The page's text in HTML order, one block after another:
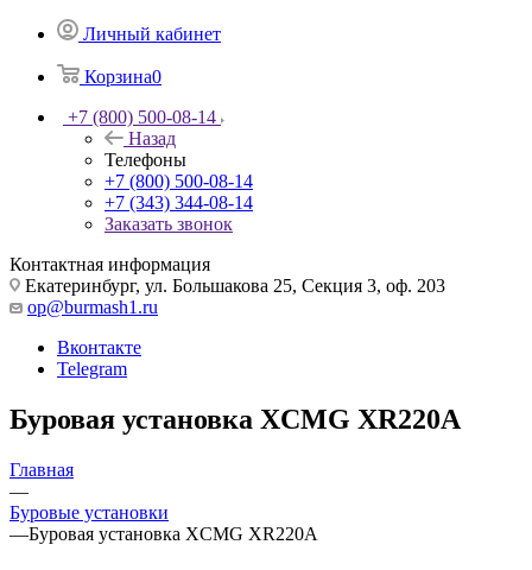
Личный кабинет
Корзина0
+7 (800) 500-08-14
Назад
Телефоны
+7 (800) 500-08-14
+7 (343) 344-08-14
Заказать звонок
Контактная информация
Екатеринбург, ул. Большакова 25, Секция 3, оф. 203
op@burmash1.ru
Вконтакте
Telegram
Буровая установка XCMG XR220A
Главная
—
Буровые установки
—Буровая установка XCMG XR220A